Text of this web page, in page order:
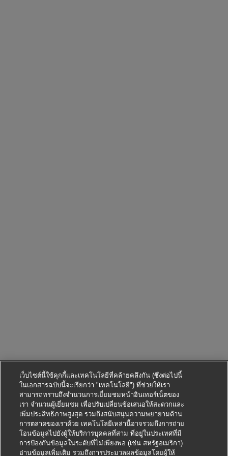
เว็บไซต์นี้ใช้คุกกี้และเทคโนโลยีที่คล้ายคลึงกัน (ซึ่งต่อไปนี้
ในเอกสารฉบับนี้จะเรียกว่า "เทคโนโลยี") ที่ช่วยให้เรา
สามารถทราบถึงจำนวนการเยี่ยมชมหน้าอินเทอร์เน็ตของ
เรา จำนวนผู้เยี่ยมชม เพื่อปรับเปลี่ยนข้อเสนอให้สะดวกและ
เพิ่มประสิทธิภาพสูงสุด รวมถึงสนับสนุนความพยายามด้าน
การตลาดของเราด้วย เทคโนโลยีเหล่านี้อาจรวมถึงการถ่าย
โอนข้อมูลไปยังผู้ให้บริการบุคคลที่สาม ที่อยู่ในประเทศที่มี
การป้องกันข้อมูลในระดับที่ไม่เพียงพอ (เช่น สหรัฐอเมริกา)
อ่านข้อมูลเพิ่มเติม รวมถึงการประมวลผลข้อมูลโดยผู้ให้